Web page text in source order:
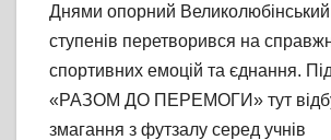
Днями опорний Великолюбінський
ступенів перетворився на
спортивних емоцій та єднання.
«РАЗОМ ДО ПЕРЕМОГИ» тут
змагання з футзалу серед учнів